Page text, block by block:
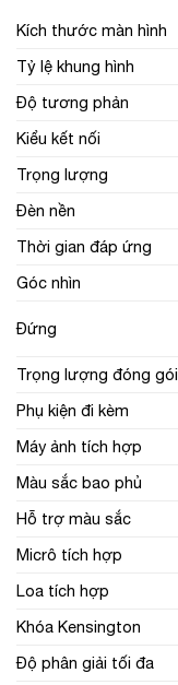
Kích thước màn hình
Tỷ lệ khung hình
Độ tương phản
Kiểu kết nối
Trọng lượng
Đèn nền
Thời gian đáp ứng
Góc nhìn
Đứng
Trọng lượng đóng gói
Phụ kiện đi kèm
Máy ảnh tích hợp
Màu sắc bao phủ
Hỗ trợ màu sắc
Micrô tích hợp
Loa tích hợp
Khóa Kensington
Độ phân giải tối đa